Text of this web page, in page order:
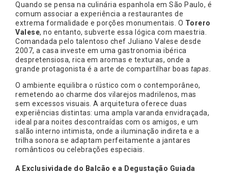
Quando se pensa na culinária espanhola em São Paulo, é
comum associar a experiência a restaurantes de
extrema formalidade e porções monumentais. O Torero
Valese, no entanto, subverte essa lógica com maestria.
Comandada pelo talentoso chef Juliano Valese desde
2007, a casa investe em uma gastronomia ibérica
despretensiosa, rica em aromas e texturas, onde a
grande protagonista é a arte de compartilhar boas tapas.
O ambiente equilibra o rústico com o contemporâneo,
remetendo ao charme dos vilarejos madrilenos, mas
sem excessos visuais. A arquitetura oferece duas
experiências distintas: uma ampla varanda envidraçada,
ideal para noites descontraídas com os amigos, e um
salão interno intimista, onde a iluminação indireta e a
trilha sonora se adaptam perfeitamente a jantares
românticos ou celebrações especiais.
A Exclusividade do Balcão e a Degustação Guiada